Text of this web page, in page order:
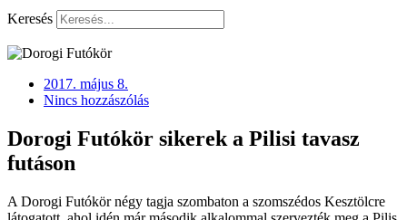
Keresés
2017. május 8.
Nincs hozzászólás
Dorogi Futókör sikerek a Pilisi tavasz
futáson
A Dorogi Futókör négy tagja szombaton a szomszédos Kesztölcre